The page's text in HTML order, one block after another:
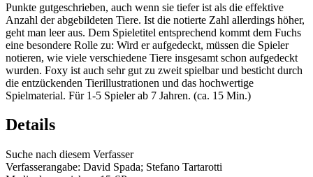
Punkte gutgeschrieben, auch wenn sie tiefer ist als die effektive
Anzahl der abgebildeten Tiere. Ist die notierte Zahl allerdings höher,
geht man leer aus. Dem Spieletitel entsprechend kommt dem Fuchs
eine besondere Rolle zu: Wird er aufgedeckt, müssen die Spieler
notieren, wie viele verschiedene Tiere insgesamt schon aufgedeckt
wurden. Foxy ist auch sehr gut zu zweit spielbar und besticht durch
die entzückenden Tierillustrationen und das hochwertige
Spielmaterial. Für 1-5 Spieler ab 7 Jahren. (ca. 15 Min.)
Details
Suche nach diesem Verfasser
Verfasserangabe: David Spada; Stefano Tartarotti